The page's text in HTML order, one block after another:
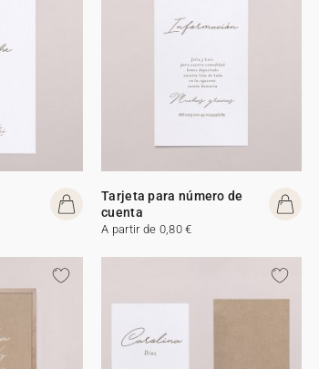
Tarjeta para número de
cuenta
A partir de 0,80 €